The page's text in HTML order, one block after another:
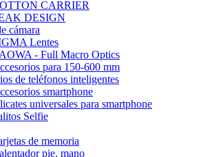
CARRIER
DESIGN
cámara
Lentes
- Full Macro Optics
para 150-600 mm
de teléfonos inteligentes
smartphone
universales para smartphone
Selfie
de memoria
pie, mano